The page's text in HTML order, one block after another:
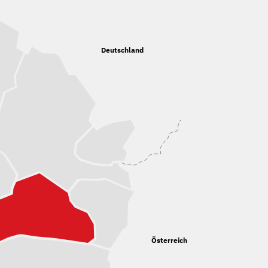
Deutschland
Österreich